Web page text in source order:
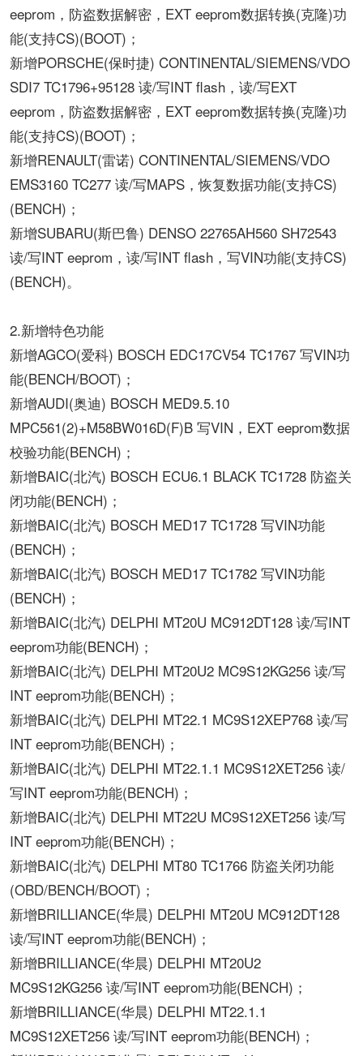
eeprom，防盗数据解密，EXT eeprom数据转换(克隆)功
能(支持CS)(BOOT)；
新增PORSCHE(保时捷) CONTINENTAL/SIEMENS/VDO
SDI7 TC1796+95128 读/写INT flash，读/写EXT
eeprom，防盗数据解密，EXT eeprom数据转换(克隆)功
能(支持CS)(BOOT)；
新增RENAULT(雷诺) CONTINENTAL/SIEMENS/VDO
EMS3160 TC277 读/写MAPS，恢复数据功能(支持CS)
(BENCH)；
新增SUBARU(斯巴鲁) DENSO 22765AH560 SH72543
读/写INT eeprom，读/写INT flash，写VIN功能(支持CS)
(BENCH)。
2.新增特色功能
新增AGCO(爱科) BOSCH EDC17CV54 TC1767 写VIN功
能(BENCH/BOOT)；
新增AUDI(奥迪) BOSCH MED9.5.10
MPC561(2)+M58BW016D(F)B 写VIN，EXT eeprom数据
校验功能(BENCH)；
新增BAIC(北汽) BOSCH ECU6.1 BLACK TC1728 防盗关
闭功能(BENCH)；
新增BAIC(北汽) BOSCH MED17 TC1728 写VIN功能
(BENCH)；
新增BAIC(北汽) BOSCH MED17 TC1782 写VIN功能
(BENCH)；
新增BAIC(北汽) DELPHI MT20U MC912DT128 读/写INT
eeprom功能(BENCH)；
新增BAIC(北汽) DELPHI MT20U2 MC9S12KG256 读/写
INT eeprom功能(BENCH)；
新增BAIC(北汽) DELPHI MT22.1 MC9S12XEP768 读/写
INT eeprom功能(BENCH)；
新增BAIC(北汽) DELPHI MT22.1.1 MC9S12XET256 读/
写INT eeprom功能(BENCH)；
新增BAIC(北汽) DELPHI MT22U MC9S12XET256 读/写
INT eeprom功能(BENCH)；
新增BAIC(北汽) DELPHI MT80 TC1766 防盗关闭功能
(OBD/BENCH/BOOT)；
新增BRILLIANCE(华晨) DELPHI MT20U MC912DT128
读/写INT eeprom功能(BENCH)；
新增BRILLIANCE(华晨) DELPHI MT20U2
MC9S12KG256 读/写INT eeprom功能(BENCH)；
新增BRILLIANCE(华晨) DELPHI MT22.1.1
MC9S12XET256 读/写INT eeprom功能(BENCH)；